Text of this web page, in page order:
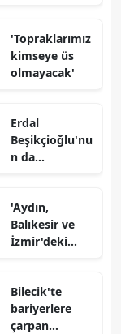
'Topraklarımız
kimseye üs
olmayacak'
Erdal
Beşikçioğlu'nu
n da
şüpheli
adliyeye sevk
edildi
'Aydın,
Balıkesir ve
İzmir'deki
kontrol
altında'
Bilecik'te
bariyerlere
çarpan